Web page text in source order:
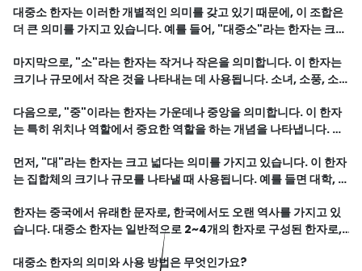
대중소 한자는 이러한 개별적인 의미를 갖고 있기 때문에, 이 조합은
더 큰 의미를 가지고 있습니다. 예를 들어, "대중소"라는 한자는 크기
사용하여 단어나 문장을 구성하면, 다양한 뉘앙스와 의미를 표현할
수 있습니다.
마지막으로, "소"라는 한자는 작거나 작은을 의미합니다. 이 한자는
크기나 규모에서 작은 것을 나타내는 데 사용됩니다. 소녀, 소풍, 소
다음으로, "중"이라는 한자는 가운데나 중앙을 의미합니다. 이 한자
는 특히 위치나 역할에서 중요한 역할을 하는 개념을 나타냅니다. 중
먼저, "대"라는 한자는 크고 넓다는 의미를 가지고 있습니다. 이 한자
는 집합체의 크기나 규모를 나타낼 때 사용됩니다. 예를 들면 대학, 대
한자는 중국에서 유래한 문자로, 한국에서도 오랜 역사를 가지고 있
습니다. 대중소 한자는 일반적으로 2~4개의 한자로 구성된 한자로,
각각의 한자는 독립적인 의미를 가지고 있습니다.
대중소 한자의 의미와 사용 방법은 무엇인가요?